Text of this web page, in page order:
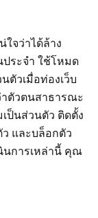
ใจว่าได้ล้าง
ระจำ ใช้โหมด
ตัวเมื่อท่องเว็บ
ตัวตนสาธารณะ
ป็นส่วนตัว ติดตั้ง
และบล็อกตัว
นการเหล่านี้ คุณ